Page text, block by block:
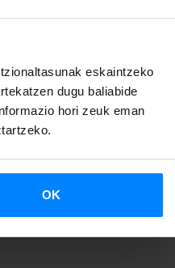
eskaintzeko
dugu baliabide
hori zeuk eman
OK